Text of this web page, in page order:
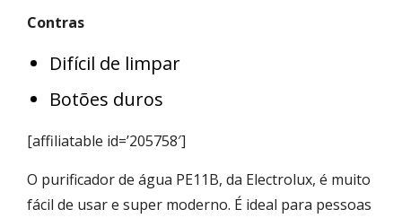
Contras
Difícil de limpar
Botões duros
[affiliatable id=’205758′]
O purificador de água PE11B, da Electrolux, é muito
fácil de usar e super moderno. É ideal para pessoas